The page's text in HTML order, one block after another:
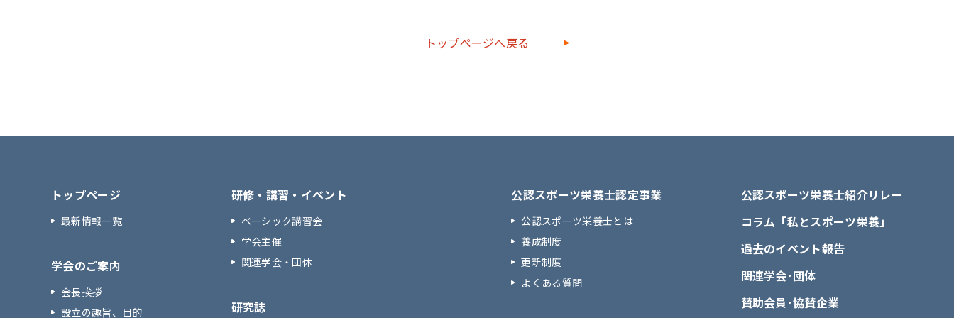
トップページへ戻る
トップページ
最新情報一覧
学会のご案内
会長挨拶
設立の趣旨、目的
研修・講習・イベント
ベーシック講習会
学会主催
関連学会・団体
研究誌
公認スポーツ栄養士認定事業
公認スポーツ栄養士とは
養成制度
更新制度
よくある質問
公認スポーツ栄養士紹介リレー
コラム「私とスポーツ栄養」
過去のイベント報告
関連学会･団体
賛助会員･協賛企業